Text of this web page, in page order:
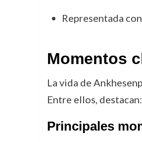
Representada
Momentos
La vida de
Entre ellos, destacan:
Principales